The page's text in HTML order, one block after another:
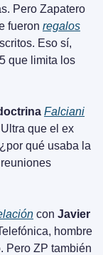
Pero Zapatero
fueron regalos
Eso sí,
que limita los
Falciani
que el ex
qué usaba la
con Javier
hombre
Pero ZP también